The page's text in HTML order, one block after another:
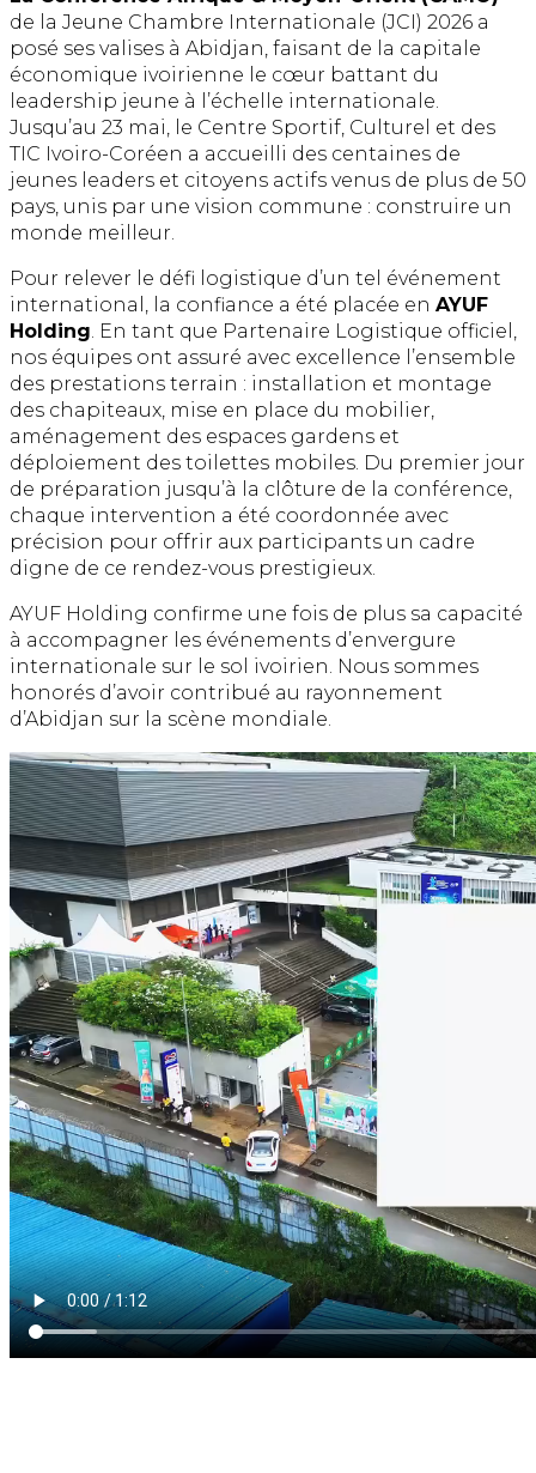
de la Jeune Chambre Internationale (JCI) 2026 a
posé ses valises à Abidjan, faisant de la capitale
économique ivoirienne le cœur battant du
leadership jeune à l’échelle internationale.
Jusqu’au 23 mai, le Centre Sportif, Culturel et des
TIC Ivoiro-Coréen a accueilli des centaines de
jeunes leaders et citoyens actifs venus de plus de 50
pays, unis par une vision commune : construire un
monde meilleur.
Pour relever le défi logistique d’un tel événement
international, la confiance a été placée en AYUF
Holding. En tant que Partenaire Logistique officiel,
nos équipes ont assuré avec excellence l’ensemble
des prestations terrain : installation et montage
des chapiteaux, mise en place du mobilier,
aménagement des espaces gardens et
déploiement des toilettes mobiles. Du premier jour
de préparation jusqu’à la clôture de la conférence,
chaque intervention a été coordonnée avec
précision pour offrir aux participants un cadre
digne de ce rendez-vous prestigieux.
AYUF Holding confirme une fois de plus sa capacité
à accompagner les événements d’envergure
internationale sur le sol ivoirien. Nous sommes
honorés d’avoir contribué au rayonnement
d’Abidjan sur la scène mondiale.